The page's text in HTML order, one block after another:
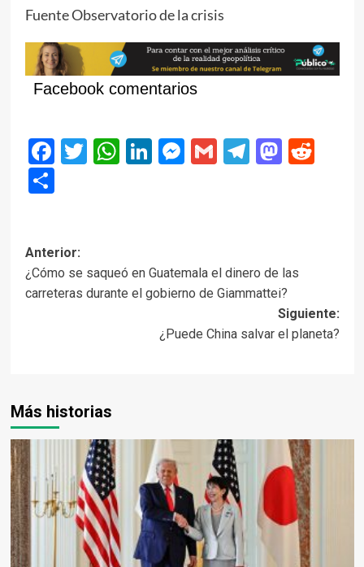
Fuente Observatorio de la crisis
Facebook comentarios
Facebook
Twitter
WhatsApp
LinkedIn
Messenger
GmailTelegram
Compartir
Navegación
de
Anterior:
¿Cómo se saqueó en Guatemala el dinero de las
carreteras durante el gobierno de Giammattei?
Siguiente:
¿Puede China salvar el planeta?
Más historias